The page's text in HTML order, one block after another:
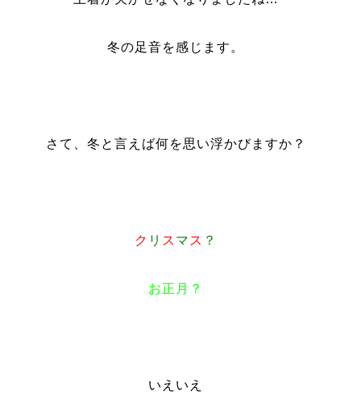
冬の足音を感じます。
さて、冬と言えば何を思い浮かびますか？
ク リ ス マ ス ？
お正月？
いえいえ